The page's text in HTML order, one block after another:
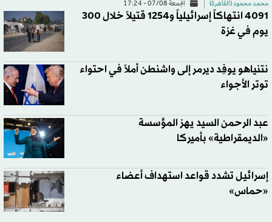
محمد محمود (القاهرة) الجمعة 07/08 - 17:24
4091 انتهاكاً إسرائيلياً و1254 قتيلاً خلال 300
يوم في غزة
نتنياهو يوفِد ديرمر إلى واشنطن أملاً في احتواء
توتر الأجواء
عبد الرحمن السيد يهز المؤسسة
«الديمقراطية» بأميركا
إسرائيل تشدد قواعد استهداف أعضاء
«حماس»